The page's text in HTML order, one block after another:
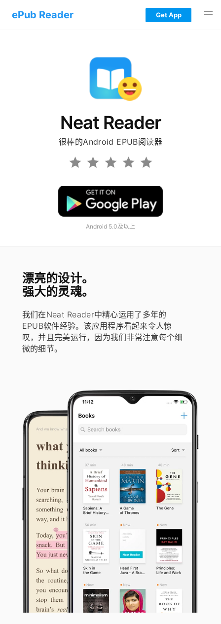
ePub Reader Get App
Mac EPUB ReaderNeat Reader
很棒的Android EPUB阅读器
Android 5.0及以上
漂亮的设计。
强大的灵魂。
我们在Neat Reader中精心运用了多年的
EPUB软件经验。该应用程序看起来令人惊
叹，并且完美运行，因为我们非常注意每个细
微的细节。